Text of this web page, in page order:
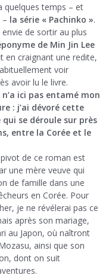
quelques temps – et
la série « Pachinko ».
envie de sortir au plus
de Min Jin Lee
en craignant une redite,
voir
avoir lu le livre.
ici pas entamé mon
: j’ai dévoré cette
se déroule sur près
entre la Corée et le
de ce roman est
une mère veuve qui
de famille dans une
en Corée. Pour
je ne révélerai pas ce
après son mariage,
au Japon, où naîtront
ainsi que son
dont on suit